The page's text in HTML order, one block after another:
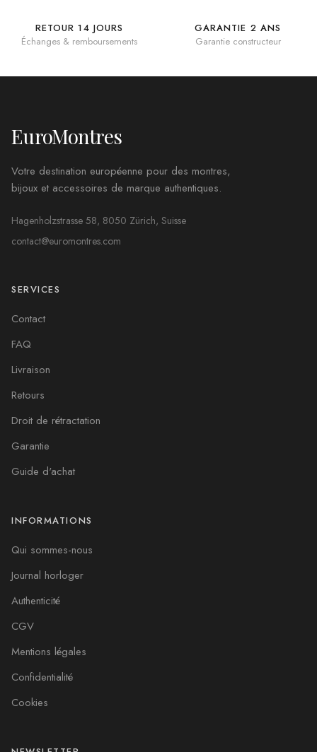
RETOUR 14 JOURS
Échanges & remboursements
GARANTIE 2 ANS
Garantie constructeur
EuroMontres
Votre destination européenne pour des montres,
bijoux et accessoires de marque authentiques.
Hagenholzstrasse 58, 8050 Zürich, Suisse
contact@euromontres.com
SERVICES
Contact
FAQ
Livraison
Retours
Droit de rétractation
Garantie
Guide d'achat
INFORMATIONS
Qui sommes-nous
Journal horloger
Authenticité
CGV
Mentions légales
Confidentialité
Cookies